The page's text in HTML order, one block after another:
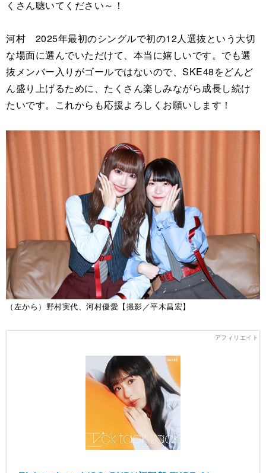
くさん聴いてください～！
河村 2025年最初のシングルで初の12人選抜という大切
な場面に選んでいただけて、本当に嬉しいです。でも選
抜メンバー入りがゴールではないので、SKE48をどんど
ん盛り上げるために、たくさん楽しみながら成長し続け
たいです。これからも応援よろしくお願いします！
（左から）野村実代、河村優愛【撮影／平木昌宏】